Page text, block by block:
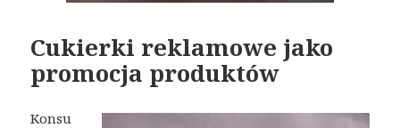
Cukierki reklamowe jako
promocja produktów
Konsu